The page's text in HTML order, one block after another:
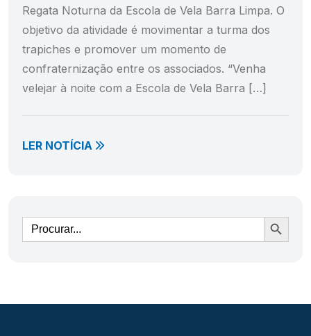
Regata Noturna da Escola de Vela Barra Limpa. O
objetivo da atividade é movimentar a turma dos
trapiches e promover um momento de
confraternização entre os associados. “Venha
velejar à noite com a Escola de Vela Barra […]
LER NOTÍCIA
Ir